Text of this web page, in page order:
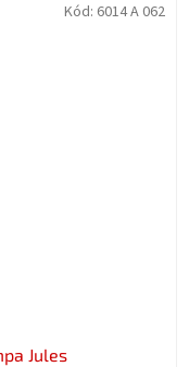
Jules
Kód: 6014 A 062